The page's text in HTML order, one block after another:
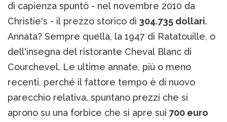
di capienza spuntò - nel novembre 2010 da
Christie's - il prezzo storico di 304.735 dollari.
Annata? Sempre quella, la 1947 di Ratatouille, o
dell'insegna del ristorante Cheval Blanc di
Courchevel. Le ultime annate, più o meno
recenti, perché il fattore tempo è di nuovo
parecchio relativa, spuntano prezzi che si
aprono su una forbice che si apre sui 700 euro